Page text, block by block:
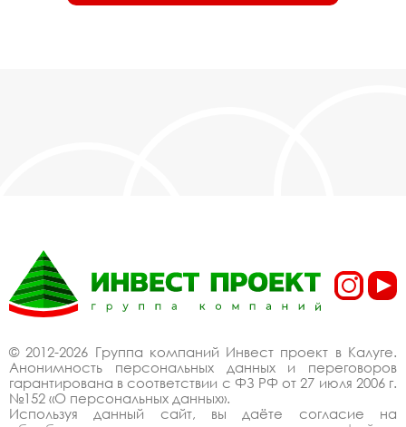
© 2012-2026 Группа компаний Инвест проект в Калуге.
Анонимность персональных данных и переговоров
гарантирована в соответствии с ФЗ РФ от 27 июля 2006 г.
№152 «О персональных данных».
Используя данный сайт, вы даёте согласие на